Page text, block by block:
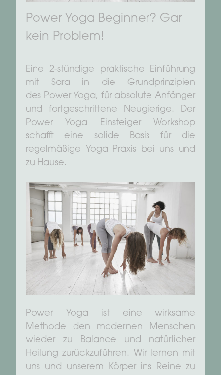
Power Yoga Beginner? Gar
kein Problem!
Eine 2-stündige praktische Einführung
mit Sara in die Grundprinzipien
des Power Yoga, für absolute Anfänger
und fortgeschrittene Neugierige. Der
Power Yoga Einsteiger Workshop
schafft eine solide Basis für die
regelmäßige Yoga Praxis bei uns und
zu Hause.
Power Yoga ist eine wirksame
Methode den modernen Menschen
wieder zu Balance und natürlicher
Heilung zurückzuführen. Wir lernen mit
uns und unserem Körper ins Reine zu